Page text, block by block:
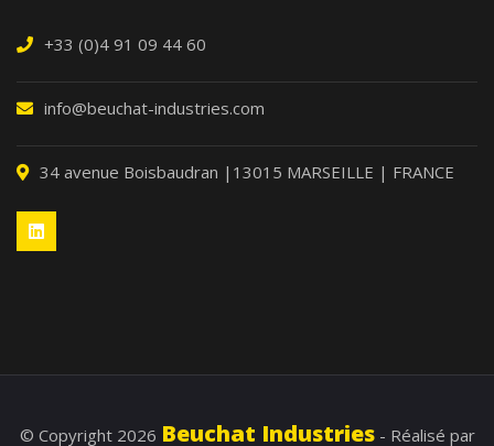
+33 (0)4 91 09 44 60
info@beuchat-industries.com
34 avenue Boisbaudran |13015 MARSEILLE | FRANCE
© Copyright 2026 Beuchat Industries- Réalisé par